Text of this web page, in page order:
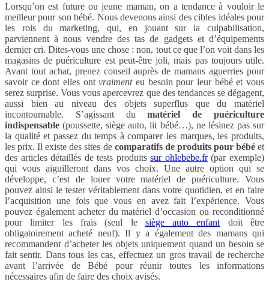
Lorsqu’on est future ou jeune maman, on a tendance à vouloir le
meilleur pour son bébé. Nous devenons ainsi des cibles idéales pour
les rois du marketing, qui, en jouant sur la culpabilisation,
parviennent à nous vendre des tas de gadgets et d’équipements
dernier cri. Dites-vous une chose : non, tout ce que l’on voit dans les
magasins de puériculture est peut-être joli, mais pas toujours utile.
Avant tout achat, prenez conseil auprès de mamans aguerries pour
savoir ce dont elles ontvraimenteu besoin pour leur bébé et vous
serez surprise. Vous vous apercevrez que des tendances se dégagent,
aussi bien au niveau des objets superflus que du matériel
incontournable. S’agissant dumatériel de puériculture
indispensable (poussette, siège auto, lit bébé…), ne lésinez pas sur
la qualité et passez du temps à comparer les marques, les produits,
les prix. Il existe des sites de comparatifs de produits pour bébéet
des articles détaillés de tests produitssur ohlebebe.fr(par exemple)
qui vous aiguilleront dans vos choix. Une autre option qui se
développe, c’est de louer votre matériel de puériculture. Vous
pouvez ainsi le tester véritablement dans votre quotidien, et en faire
l’acquisition une fois que vous en avez fait l’expérience. Vous
pouvez également acheter du matériel d’occasion ou reconditionné
pour limiter les frais (seul le siège auto enfant doit être
obligatoirement acheté neuf). Il y a également des mamans qui
recommandent d’acheter les objets uniquement quand un besoin se
fait sentir. Dans tous les cas, effectuez un gros travail de recherche
avant l’arrivée de Bébé pour réunir toutes les informations
nécessaires afin de faire des choix avisés.